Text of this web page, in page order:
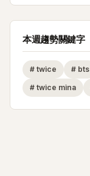
本週趨勢關鍵字
# twice # bts
# twice mina